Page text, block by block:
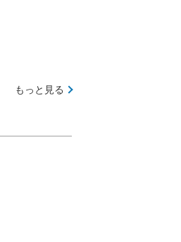
もっと見る